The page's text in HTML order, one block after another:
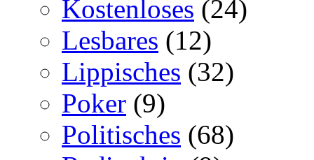
Kostenloses (24)
Lesbares (12)
Lippisches (32)
Poker (9)
Politisches (68)